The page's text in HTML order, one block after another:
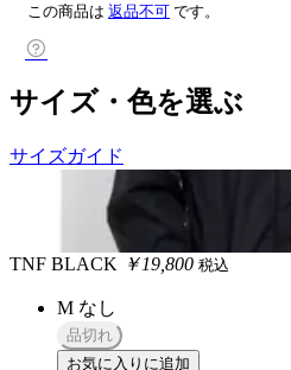
この商品は 返品不可 です。
サイズ・色を選ぶ
サイズガイド
TNF BLACK ￥19,800 税込
M なし
品切れ
お気に入りに追加